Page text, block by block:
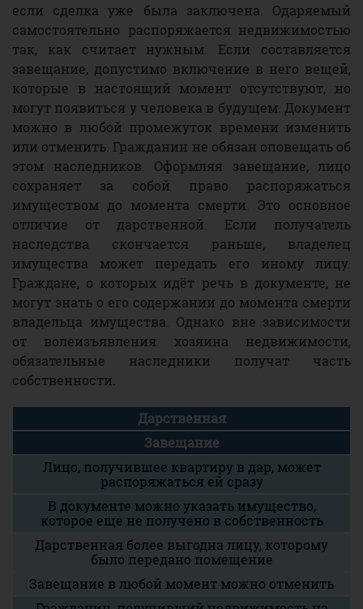
если сделка уже была заключена. Одаряемый
самостоятельно распоряжается недвижимостью
так, как считает нужным. Если составляется
завещание, допустимо включение в него вещей,
которые в настоящий момент отсутствуют, но
могут появиться у человека в будущем. Документ
можно в любой промежуток времени изменить
или отменить. Гражданин не обязан оповещать об
этом наследников. Оформляя завещание, лицо
сохраняет за собой право распоряжаться
имуществом до момента смерти. Это основное
отличие от дарственной. Если получатель
наследства скончается раньше, владелец
имущества может передать его иному лицу.
Граждане, о которых идёт речь в документе, не
могут знать о его содержании до момента смерти
владельца имущества. Однако вне зависимости
от волеизъявления хозяина недвижимости,
обязательные наследники получат часть
собственности.
Дарственная
Завещание
Лицо, получившее квартиру в дар, может
распоряжаться ей сразу
В документе можно указать имущество,
которое еще не получено в собственность
Дарственная более выгодна лицу, которому
было передано помещение
Завещание в любой момент можно отменить